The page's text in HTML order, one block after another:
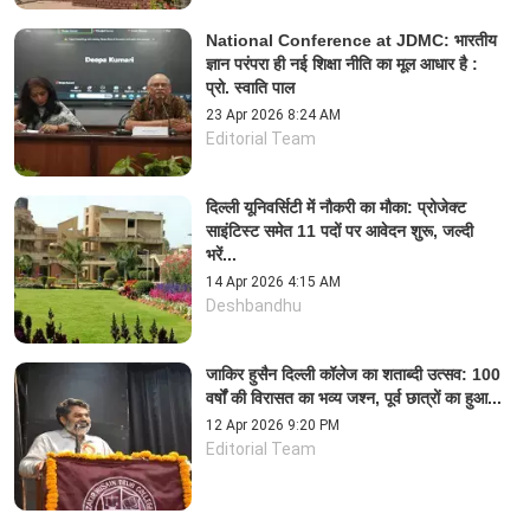
National Conference at JDMC: भारतीय
ज्ञान परंपरा ही नई शिक्षा नीति का मूल आधार है :
प्रो. स्वाति पाल
23 Apr 2026 8:24 AM
Editorial Team
दिल्ली यूनिवर्सिटी में नौकरी का मौका: प्रोजेक्ट
साइंटिस्ट समेत 11 पदों पर आवेदन शुरू, जल्दी
भरें...
14 Apr 2026 4:15 AM
Deshbandhu
जाकिर हुसैन दिल्ली कॉलेज का शताब्दी उत्सव: 100
वर्षों की विरासत का भव्य जश्न, पूर्व छात्रों का हुआ...
12 Apr 2026 9:20 PM
Editorial Team